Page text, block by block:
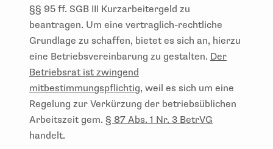
§§ 95 ff. SGB III Kurzarbeitergeld zu
beantragen. Um eine vertraglich-rechtliche
Grundlage zu schaffen, bietet es sich an, hierzu
eine Betriebsvereinbarung zu gestalten. Der
Betriebsrat ist zwingend
mitbestimmungspflichtig, weil es sich um eine
Regelung zur Verkürzung der betriebsüblichen
Arbeitszeit gem. § 87 Abs. 1 Nr. 3 BetrVG
handelt.